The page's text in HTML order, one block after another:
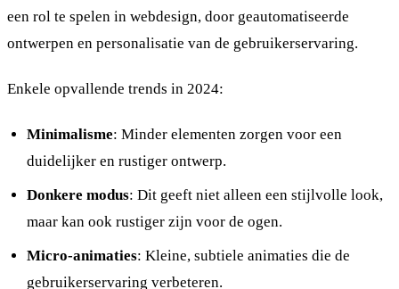
een rol te spelen in webdesign, door geautomatiseerde
ontwerpen en personalisatie van de gebruikerservaring.
Enkele opvallende trends in 2024:
Minimalisme: Minder elementen zorgen voor een
duidelijker en rustiger ontwerp.
Donkere modus: Dit geeft niet alleen een stijlvolle look,
maar kan ook rustiger zijn voor de ogen.
Micro-animaties: Kleine, subtiele animaties die de
gebruikerservaring verbeteren.